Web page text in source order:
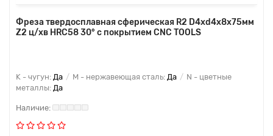
Фреза твердосплавная сферическая R2 D4xd4x8x75мм
Z2 ц/хв HRC58 30° с покрытием CNC TOOLS
K - чугун: Да M - нержавеющая сталь: Да
N - цветные
металлы: Да